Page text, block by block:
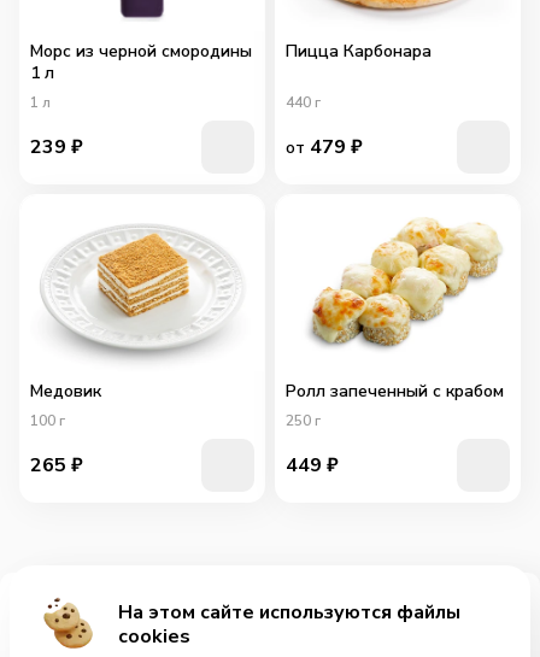
Добавить за 345₽
Морс из черной смородины
1 л
1 л
239 ₽
Пицца Карбонара
440 г
от 479 ₽
Медовик
100 г
265 ₽
Ролл запеченный с крабом
250 г
449 ₽
На этом сайте используются файлы
cookies